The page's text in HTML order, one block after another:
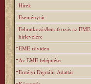
Hírek
Eseménytár
Feliratkozás/leiratkozás az EME
hírlevelére
EME röviden
Az EME felépitése
Erdélyi Digitális Adattár